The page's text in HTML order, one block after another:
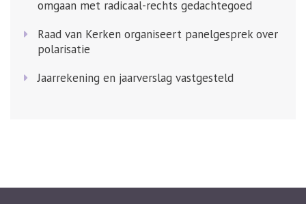
omgaan met radicaal-rechts gedachtegoed
Raad van Kerken organiseert panelgesprek over
polarisatie
Jaarrekening en jaarverslag vastgesteld